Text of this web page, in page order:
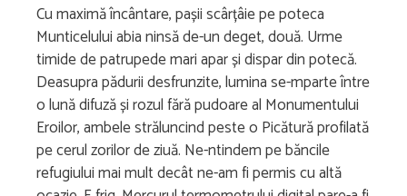
Cu maximă încântare, pașii scârțâie pe poteca
Munticelului abia ninsă de-un deget, două. Urme
timide de patrupede mari apar și dispar din potecă.
Deasupra pădurii desfrunzite, lumina se-mparte între
o lună difuză și rozul fără pudoare al Monumentului
Eroilor, ambele străluncind peste o Picătură profilată
pe cerul zorilor de ziuă. Ne-ntindem pe băncile
refugiului mai mult decât ne-am fi permis cu altă